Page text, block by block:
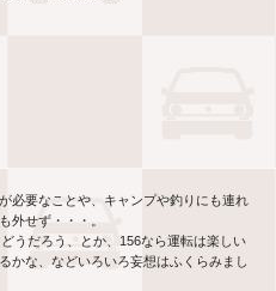
必要なことや、キャンプや釣りにも連れ
外せず・・・。
うだろう、とか、 156なら運転は楽しい
かな、などいろいろ妄想はふくらみまし